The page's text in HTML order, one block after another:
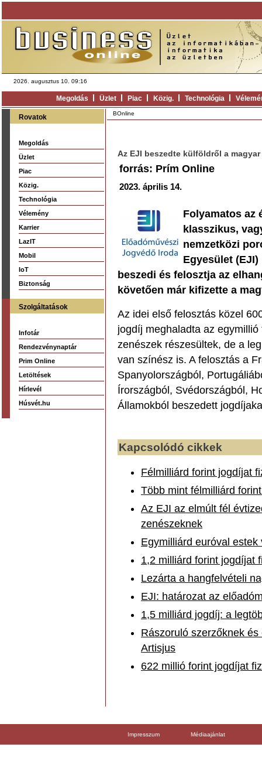
2026. augusztus 10. 09:16
Megoldás Üzlet Piac Közig. Technológia
Rovatok
Megoldás
Üzlet
Piac
Közig.
Technológia
Vélemény
Karrier
LazIT
Mobil
IoT
Biztonság
Szolgáltatások
Infotár
Rendezvénynaptár
Prim Online
Letöltések
Hírlevél
Húsvét.hu
BOnline
Az EJI beszedte külföldről a
forrás: Prím Online
2023. április 14.
Folyamatos az
klasszikus,
nemzetközi
Egyesület
beszedi és felosztja az
követően már kifizette a
Az idei első felosztás közel
jogdíj meghaladta az
zenészek részesültek, de a
van színész is. A felosztás a
Spanyolországból,
Írországból, Svédországból,
Államokból beszedett
Kapcsolódó cikkek
Félmilliárd forint jogdíjat
Több mint félmilliárd
Az EJI az elmúlt fél
zenészeknek
Egymilliárd euróval
1,2 milliárd forint jogdíjat
Lezárta a hangfelvételi
EJI: határozat az
1,5 milliárd jogdíj: a
Rászoruló szerzőknek
Artisjus
622 millió forint jogdíjat
Impresszum Médiaajánlat